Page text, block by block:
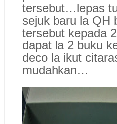
tersebut…lepas
sejuk baru la QH
tersebut kepada
dapat la 2 buku
deco la ikut
mudahkan…